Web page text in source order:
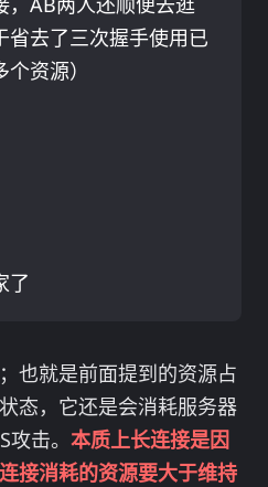
省去了三次握手使用已
资源）
了
也就是前面提到的资源占
态，它还是会消耗服务器
击。 本质上长连接是因
接消耗的资源要大于维持